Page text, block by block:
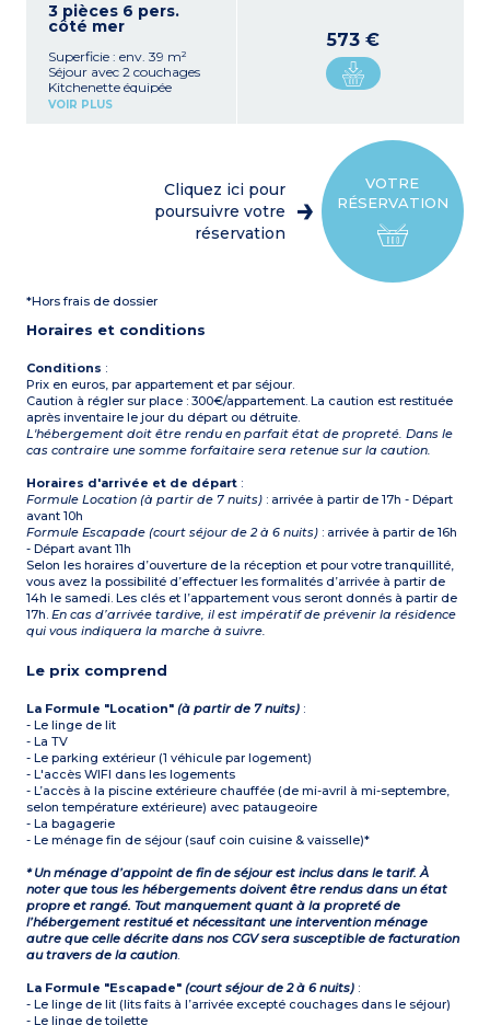
3 pièces 6 pers.
côté mer
Superficie : env. 39 m²
Séjour avec 2 couchages
Kitchenette équipée
(réfrigérateur, micro-ondes
couchages chacune
Salle de douche, WC séparé
(sauf appartement
VOIR PLUS
573 €
VOTRE
RÉSERVATION
Cliquez ici pour
poursuivre votre
réservation
*Hors frais de dossier
Horaires et conditions
Conditions :
Prix en euros, par appartement et par séjour.
Caution à régler sur place : 300€/appartement. La caution est restituée
après inventaire le jour du départ ou détruite.
L'hébergement doit être rendu en parfait état de propreté. Dans le
cas contraire une somme forfaitaire sera retenue sur la caution.
Horaires d'arrivée et de départ :
Formule Location (à partir de 7 nuits) : arrivée à partir de 17h - Départ
avant 10h
Formule Escapade (court séjour de 2 à 6 nuits) : arrivée à partir de 16h
- Départ avant 11h
Selon les horaires d’ouverture de la réception et pour votre tranquillité,
vous avez la possibilité d’effectuer les formalités d’arrivée à partir de
14h le samedi. Les clés et l’appartement vous seront donnés à partir de
17h.En cas d’arrivée tardive, il est impératif de prévenir la résidence
qui vous indiquera la marche à suivre.
Le prix comprend
La Formule "Location"(à partir de 7 nuits) :
- Le linge de lit
- La TV
- Le parking extérieur (1 véhicule par logement)
- L'accès WIFI dans les logements
- L’accès à la piscine extérieure chauffée (de mi-avril à mi-septembre,
selon température extérieure) avec pataugeoire
- La bagagerie
- Le ménage fin de séjour (sauf coin cuisine & vaisselle)*
* Un ménage d’appoint de fin de séjour est inclus dans le tarif. À
noter que tous les hébergements doivent être rendus dans un état
propre et rangé. Tout manquement quant à la propreté de
l’hébergement restitué et nécessitant une intervention ménage
autre que celle décrite dans nos CGV sera susceptible de facturation
au travers de la caution.
La Formule "Escapade"(court séjour de 2 à 6 nuits) :
- Le linge de lit (lits faits à l’arrivée excepté couchages dans le séjour)
- Le linge de toilette